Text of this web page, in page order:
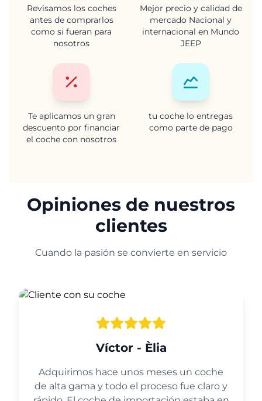
Revisamos los coches
antes de comprarlos
como si fueran para
nosotros
Mejor precio y calidad de
mercado Nacional y
internacional en Mundo
JEEP
Te aplicamos un gran
descuento por financiar
el coche con nosotros
tu coche lo entregas
como parte de pago
Opiniones de nuestros
clientes
Cuando la pasión se convierte en servicio
Víctor - Èlia
Adquirimos hace unos meses un coche
de alta gama y todo el proceso fue claro y